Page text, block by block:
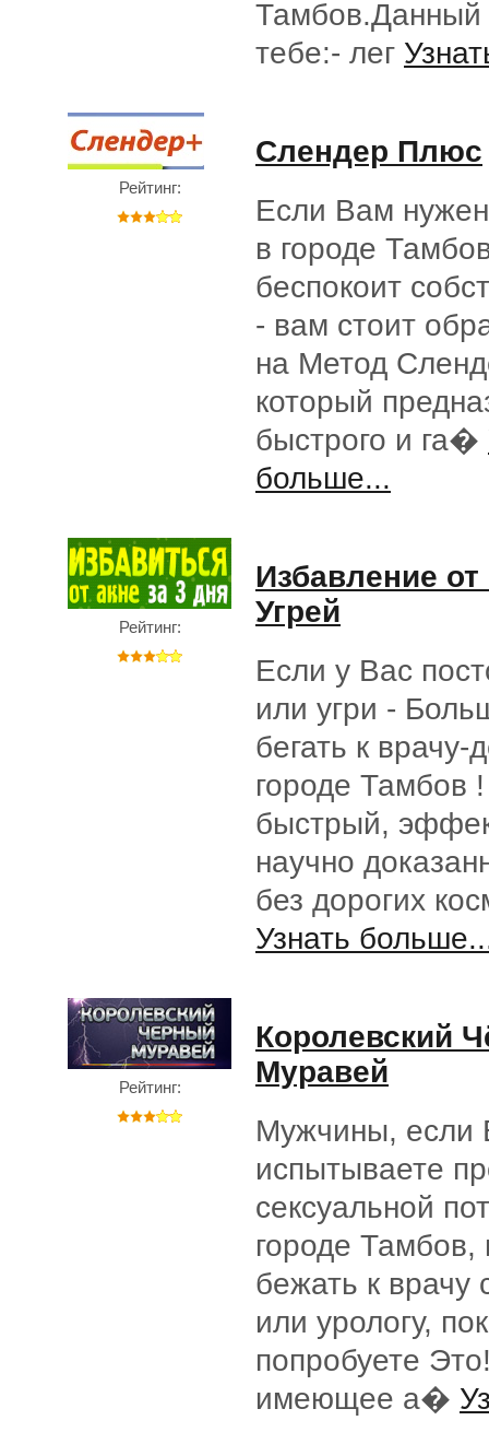
Тамбов.Данный
тебе:- лег
Рейтинг:
Слендер Плюс
Если Вам
в городе
беспокоит
- вам стоит
на Метод
который
быстрого и га�
больше...
Рейтинг:
Избавление
Угрей
Если у Вас
или угри -
бегать к врачу-
городе Тамбов
быстрый,
научно
без дорогих
Узнать
Рейтинг:
Королевский
Муравей
Мужчины, если
испытываете
сексуальной
городе
бежать к врачу
или урологу,
попробуете
имеющее а�